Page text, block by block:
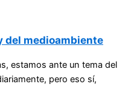
del medioambiente
estamos ante un tema del
pero eso sí,